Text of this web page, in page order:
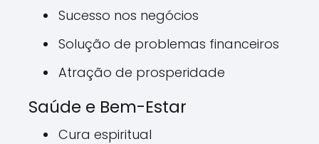
Sucesso nos negócios
Solução de problemas financeiros
Atração de prosperidade
Saúde e Bem-Estar
Cura espiritual